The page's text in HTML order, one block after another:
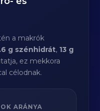
a makrók
g szénhidrát, 13 g
ez mekkora
célodnak.
ARÁNYA